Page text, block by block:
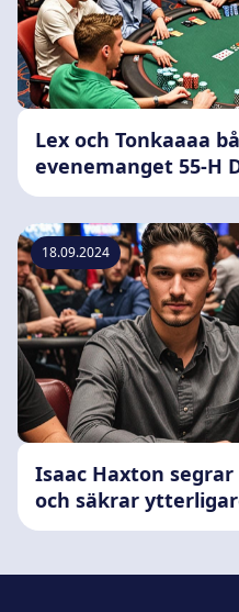
Lex och Tonkaaaa
evenemanget 55-H
18.09.2024
Isaac Haxton
och säkrar